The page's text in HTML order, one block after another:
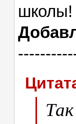
школы!